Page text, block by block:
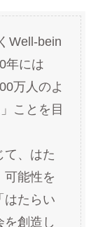
Well-bein
年には
万人のよ
ことを目
て、はた
可能性を
はたらい
を創造し